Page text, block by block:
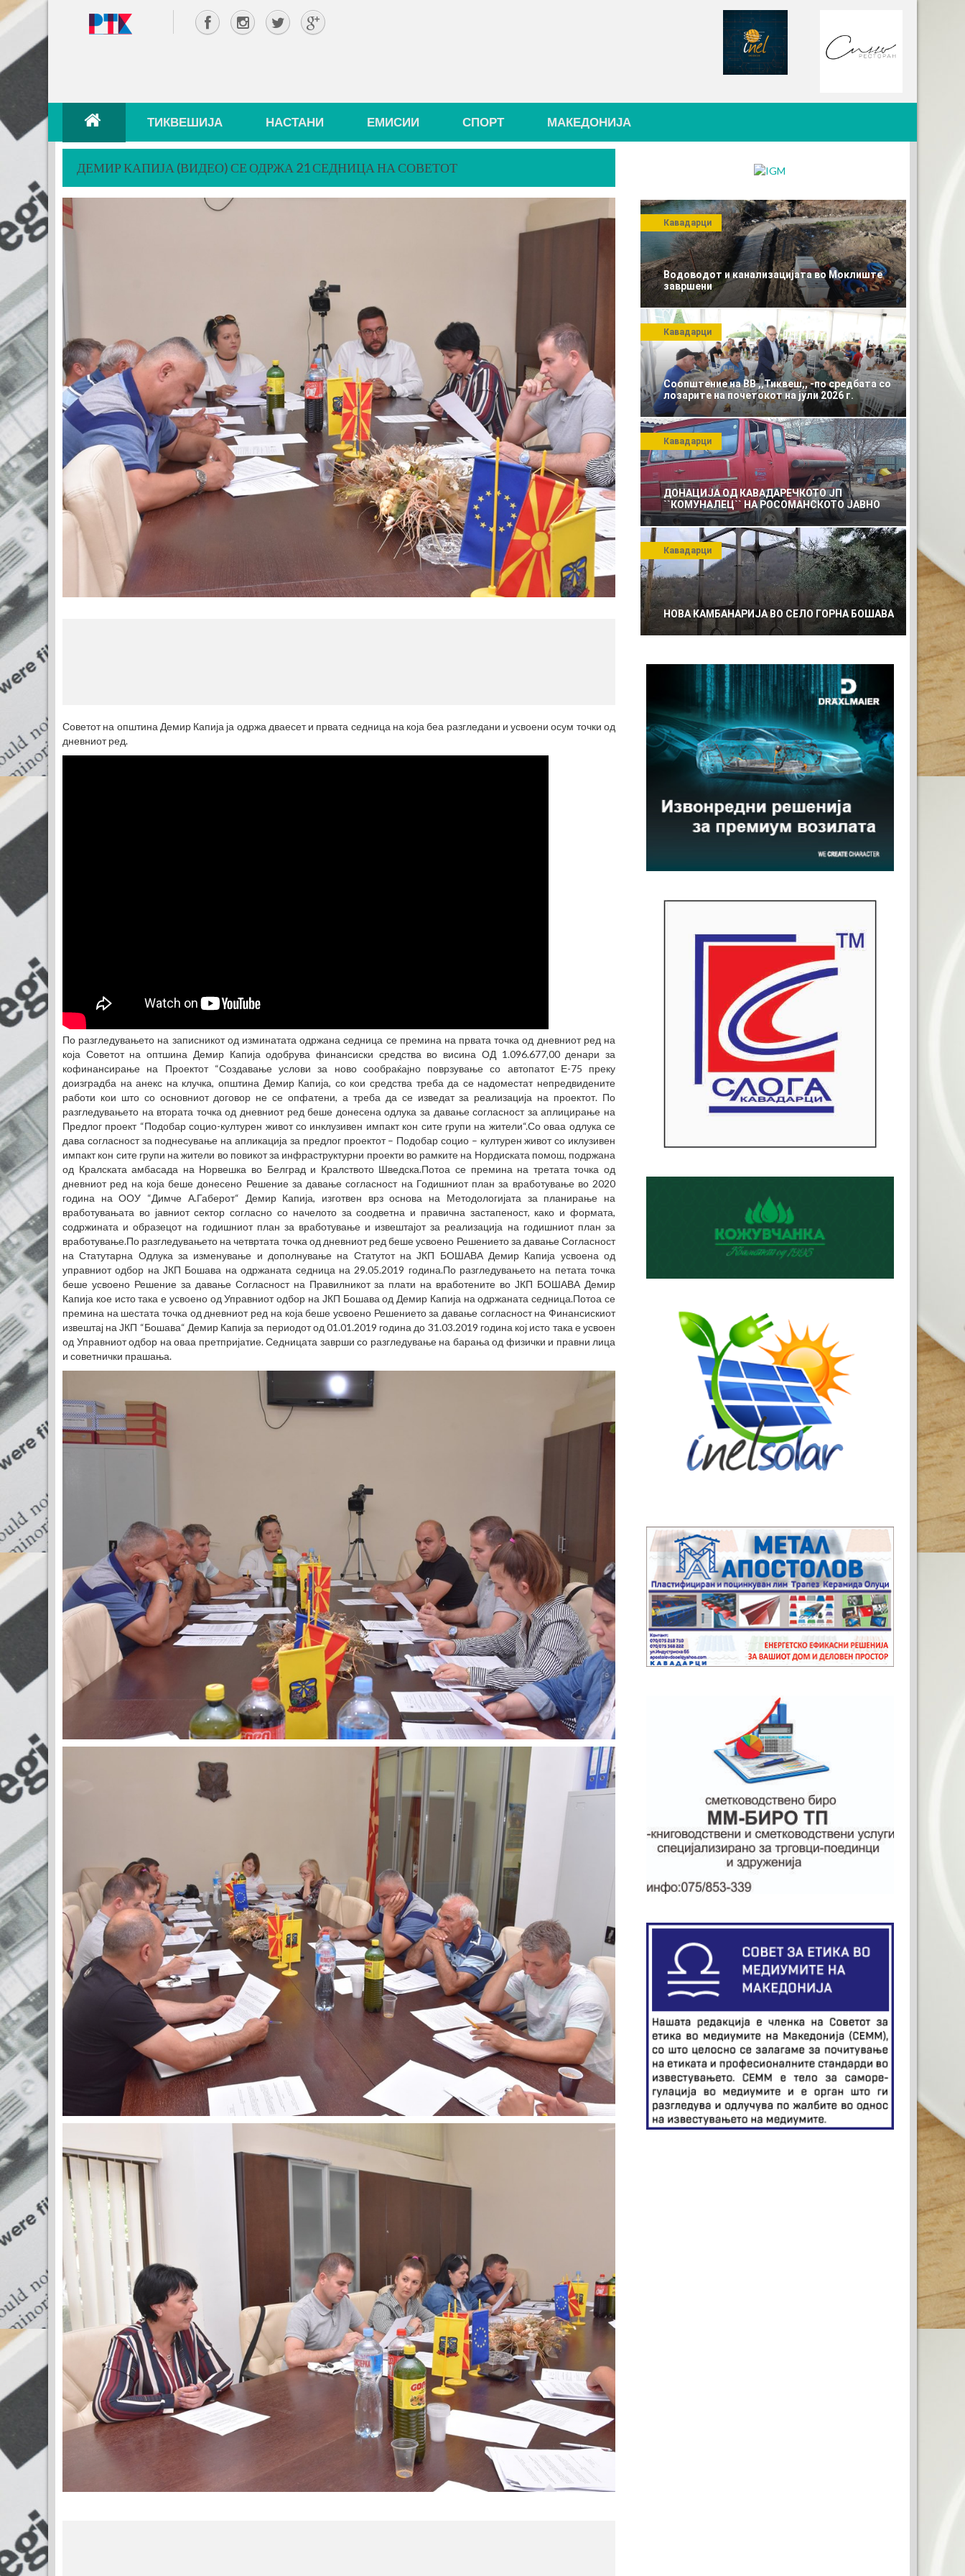
ТИКВЕШИЈА НАСТАНИ ЕМИСИИ СПОРТ МАКЕДОНИЈА
ДЕМИР КАПИЈА (ВИДЕО) СЕ ОДРЖА 21 СЕДНИЦА НА СОВЕТОТ
МЕСТО ЗА ВАШАТА РЕКЛАМА
Советот на општина Демир Капија ја одржа дваесет и првата седница на која беа разгледани и усвоени осум точки од
дневниот ред.
По разгледувањето на записникот од изминатата одржана седница се премина на првата точка од дневниот ред на
која Советот на оптшина Демир Капија одобрува финансиски средства во висина ОД 1.096.677,00 денари за
кофинансирање на Проектот “Создавање услови за ново сообраќајно поврзување со автопатот Е-75 преку
доизградба на анекс на клучка, општина Демир Капија, со кои средства треба да се надоместат непредвидените
работи кои што со основниот договор не се опфатени, а треба да се изведат за реализација на проектот. По
разгледувањето на втората точка од дневниот ред беше донесена одлука за давање согласност за аплицирање на
Предлог проект “Подобар социо-културен живот со инклузивен импакт кон сите групи на жители“.Со оваа одлука се
дава согласност за поднесување на апликација за предлог проектот – Подобар социо – културен живот со иклузивен
импакт кон сите групи на жители во повикот за инфраструктурни проекти во рамките на Нордиската помош, подржана
од Кралската амбасада на Норвешка во Белград и Кралството Шведска.Потоа се премина на третата точка од
дневниот ред на која беше донесено Решение за давање согласност на Годишниот план за вработување во 2020
година на ООУ “Димче А.Габерот“ Демир Капија, изготвен врз основа на Методологијата за планирање на
вработувањата во јавниот сектор согласно со начелото за соодветна и правична застапеност, како и формата,
содржината и образецот на годишниот план за вработување и извештајот за реализација на годишниот план за
вработување.По разгледувањето на четвртата точка од дневниот ред беше усвоено Решението за давање Согласност
на Статутарна Одлука за изменување и дополнување на Статутот на ЈКП БОШАВА Демир Капија усвоена од
управниот одбор на ЈКП Бошава на одржаната седница на 29.05.2019 година.По разгледувањето на петата точка
беше усвоено Решение за давање Согласност на Правилникот за плати на вработените во ЈКП БОШАВА Демир
Капија кое исто така е усвоено од Управниот одбор на ЈКП Бошава од Демир Капија на одржаната седница.Потоа се
премина на шестата точка од дневниот ред на која беше усвоено Решението за давање согласност на Финансискиот
извештај на ЈКП “Бошава“ Демир Капија за периодот од 01.01.2019 година до 31.03.2019 година кој исто така е усвоен
од Управниот одбор на оваа претпријатие. Седницата заврши со разгледување на барања од физички и правни лица
и советнички прашања.
Водоводот и канализацијата во Моклиште
завршени
Кавадарци
Соопштение на ВВ ,,Тиквеш,, -по средбата со
лозарите на почетокот на јули 2026 г.
Кавадарци
ДОНАЦИЈА ОД КАВАДАРЕЧКОТО ЈП
``КОМУНАЛЕЦ`` НА РОСОМАНСКОТО ЈАВНО
ПРЕТПРИЈАТИЕ ЗА КОМУНАЛНО УСЛУГИ
Кавадарци
НОВА КАМБАНАРИЈА ВО СЕЛО ГОРНА БОШАВА
Кавадарци